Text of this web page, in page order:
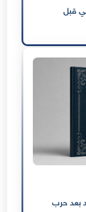
قبل
بعد حرب